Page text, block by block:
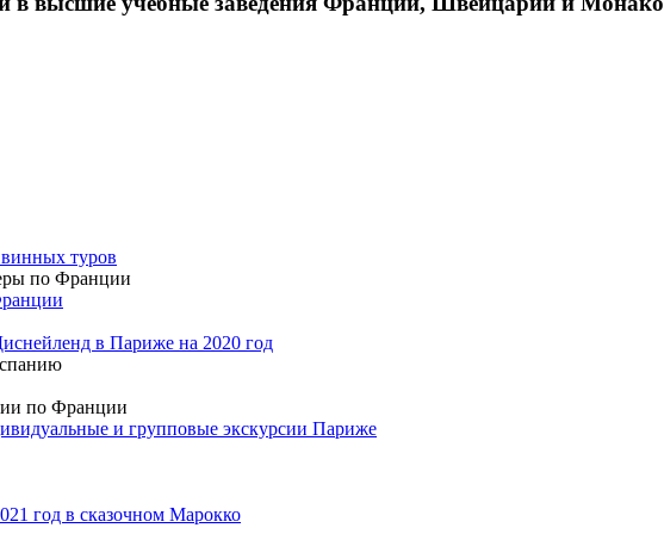
туров
по Франции
в Париже на 2020 год
по Франции
и групповые экскурсии Париже
год в сказочном Марокко